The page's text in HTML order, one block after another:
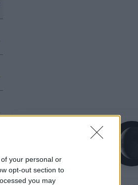
your personal or
opt-out section to
you may
Παλαιός Μηνίσκος
2026
Αστρονομικό ημερολόγιο